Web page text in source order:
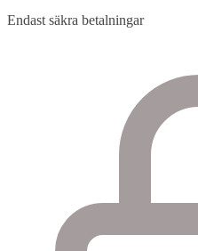
Endast säkra betalningar